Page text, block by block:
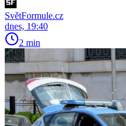
SvětFormule.cz
dnes, 19:40
2 min